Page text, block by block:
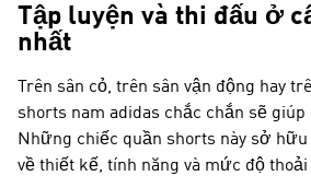
Tập luyện và thi đấu ở
nhất
Trên sân cỏ, trên sân vận động hay
shorts nam adidas chắc chắn sẽ giúp
Những chiếc quần shorts này sở
về thiết kế, tính năng và mức độ